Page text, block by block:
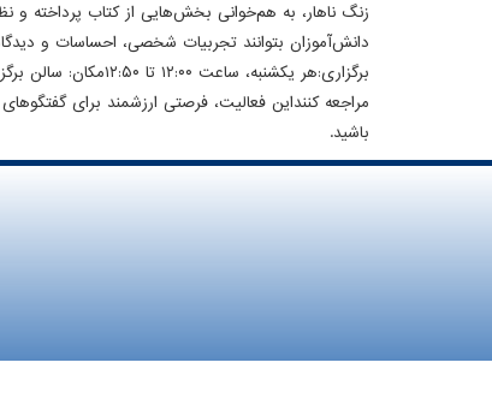
زنگ ناهار، به هم‌خوانی بخش‌هایی از کتاب پرداخته و
دانش‌آموزان بتوانند تجربیات شخصی، احساسات و
مراجعه کننداین فعالیت، فرصتی ارزشمند برای
باشید.